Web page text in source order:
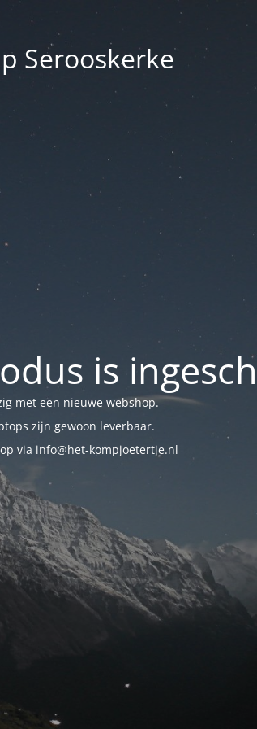
Serooskerke
is
met een nieuwe webshop.
zijn gewoon leverbaar.
via info@het-kompjoetertje.nl